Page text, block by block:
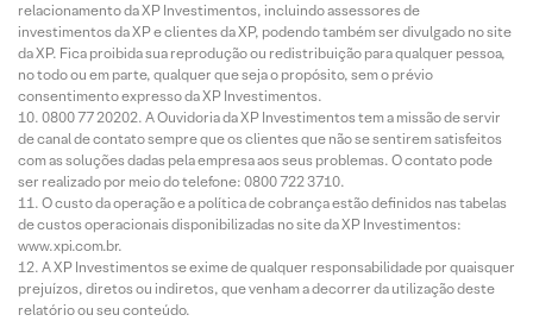
relacionamento da XP Investimentos, incluindo assessores de
investimentos da XP e clientes da XP, podendo também ser divulgado no site
da XP. Fica proibida sua reprodução ou redistribuição para qualquer pessoa,
no todo ou em parte, qualquer que seja o propósito, sem o prévio
consentimento expresso da XP Investimentos.
0800 77 20202. A Ouvidoria da XP Investimentos tem a missão de servir
de canal de contato sempre que os clientes que não se sentirem satisfeitos
com as soluções dadas pela empresa aos seus problemas. O contato pode
ser realizado por meio do telefone: 0800 722 3710.
O custo da operação e a política de cobrança estão definidos nas tabelas
de custos operacionais disponibilizadas no site da XP Investimentos:
www.xpi.com.br.
A XP Investimentos se exime de qualquer responsabilidade por quaisquer
prejuízos, diretos ou indiretos, que venham a decorrer da utilização deste
relatório ou seu conteúdo.